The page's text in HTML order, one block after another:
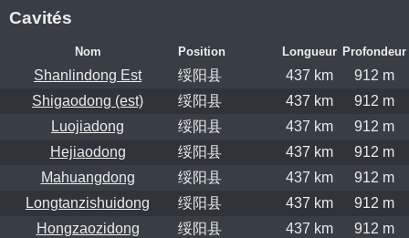
Cavités
Nom Position Longueur Profondeur
Shanlindong Est 绥阳县 437 km
912 m
Shigaodong (est)
绥阳县 437 km
912 m
Luojiadong
绥阳县 437 km
912 m
Hejiaodong
绥阳县 437 km
912 m
Mahuangdong
绥阳县 437 km
912 m
Longtanzishuidong
绥阳县 437 km
912 m
Hongzaozidong
绥阳县 437 km
912 m